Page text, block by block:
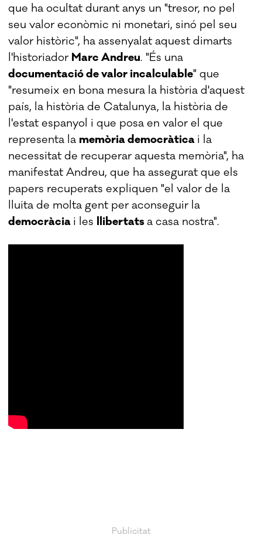
que ha ocultat durant anys un "tresor, no pel
seu valor econòmic ni monetari, sinó pel seu
valor històric", ha assenyalat aquest dimarts
l'historiador Marc Andreu. "És una
documentació de valor incalculable" que
"resumeix en bona mesura la història d'aquest
país, la història de Catalunya, la història de
l'estat espanyol i que posa en valor el que
representa la memòria democràtica i la
necessitat de recuperar aquesta memòria", ha
manifestat Andreu, que ha assegurat que els
papers recuperats expliquen "el valor de la
lluita de molta gent per aconseguir la
democràcia i les llibertatsa casa nostra".